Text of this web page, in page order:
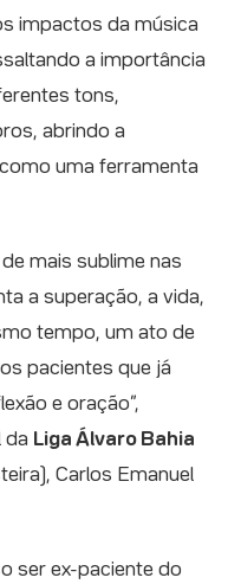
impactos da música
a importância
tons,
abrindo a
uma ferramenta
mais sublime nas
a superação, a vida,
tempo, um ato de
pacientes que já
e oração”,
da Liga Álvaro Bahia
Carlos Emanuel
ser ex-paciente do